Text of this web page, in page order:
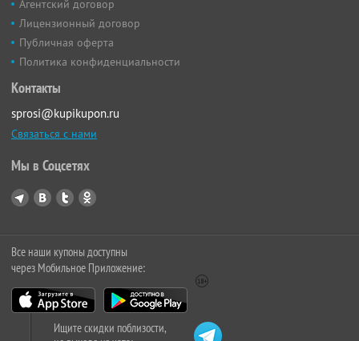
Агентский договор
Лицензионный договор
Публичная оферта
Политика конфиденциальности
Контакты
sprosi@kupikupon.ru
Связаться с нами
Мы в Соцсетях
Все наши купоны доступны
через Мобильное Приложение:
Ищите скидки поблизости,